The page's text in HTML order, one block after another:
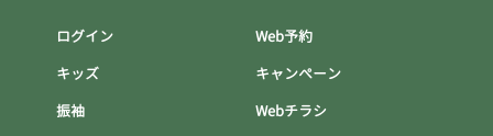
ログイン
キッズ
振袖
Web予約
キャンぺーン
Webチラシ